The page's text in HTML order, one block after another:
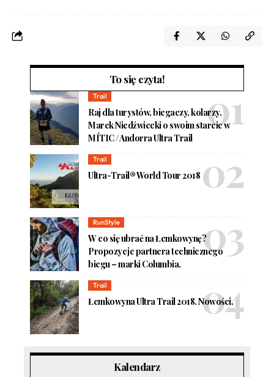
To się czyta!
Trail
Raj dla turystów, biegaczy, kolarzy.
Marek Niedźwiecki o swoim starcie w
MÍTIC / Andorra Ultra Trail
Trail
Ultra-Trail® World Tour 2018
RunStyle
W co się ubrać na Łemkowynę?
Propozycje partnera technicznego
biegu – marki Columbia.
Trail
Łemkowyna Ultra Trail 2018. Nowości.
Kalendarz